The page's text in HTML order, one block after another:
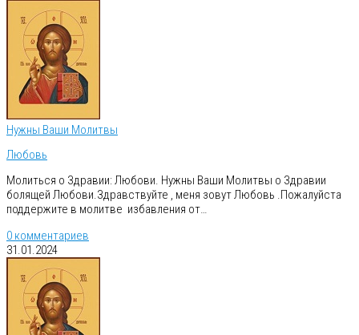
Нужны Ваши Молитвы
Любовь
Молиться о Здравии: Любови. Нужны Ваши Молитвы о Здравии
болящей Любови.Здравствуйте , меня зовут Любовь .Пожалуйста
поддержите в молитве избавления от…
0 комментариев
31.01.2024